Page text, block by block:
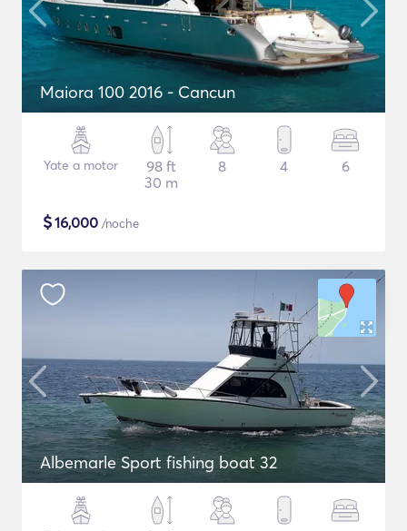
Maiora 100 2016 - Cancun
Yate a motor
98 ft
30 m
8 4 6
$16,000 /noche
Albemarle Sport fishing boat 32